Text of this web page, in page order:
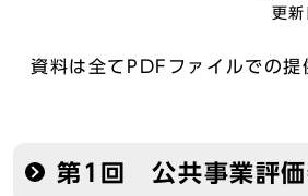
更新
資料は全てPDFファイルでの提
第1回 公共事業評価